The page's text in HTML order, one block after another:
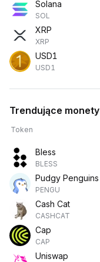
Solana
SOL
XRP
XRP
USD1
USD1
Trendujące monety
Token
Bless
BLESS
Pudgy Penguins
PENGU
Cash Cat
CASHCAT
Cap
CAP
Uniswap